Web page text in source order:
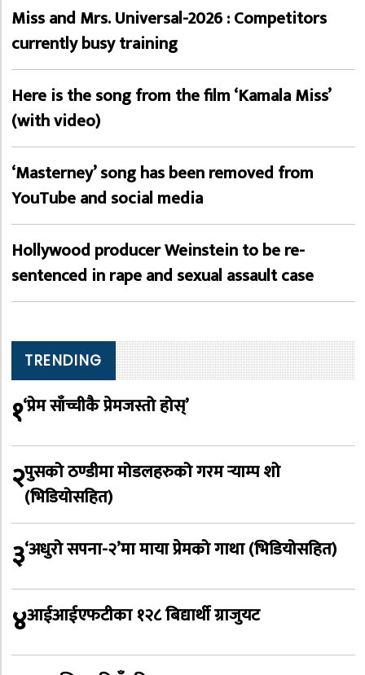
Miss and Mrs. Universal-2026 : Competitors
currently busy training
Here is the song from the film ‘Kamala Miss’
(with video)
‘Masterney’ song has been removed from
YouTube and social media
Hollywood producer Weinstein to be re-
sentenced in rape and sexual assault case
TRENDING
१‘प्रेम साँच्चीकै प्रेमजस्तो होस्’
२पुसको ठण्डीमा मोडलहरुको गरम र्‍याम्प शो
(भिडियोसहित)
३‘अधुरो सपना-२’मा माया प्रेमको गाथा (भिडियोसहित)
४आईआईएफटीका १२८ बिद्यार्थी ग्राजुयट